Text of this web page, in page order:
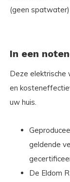
(geen
In een
Deze elektrische
en
uw huis.
geldende
De Eldom